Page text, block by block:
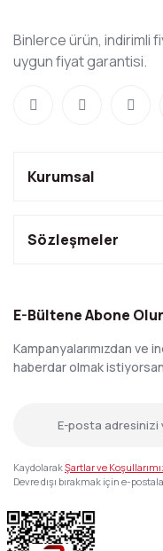
Binlerce ürün, indirimli
uygun fiyat garantisi.
Kurumsal
Sözleşmeler
E-Bültene Abone
Kampanyalarımızdan ve
haberdar olmak
KaydolarakŞartlar ve
Devre dışı bırakmak için e-